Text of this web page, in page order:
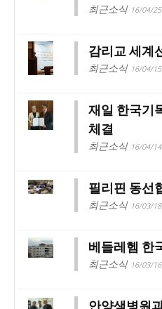
최근소식 16/04/25
감리교 세계
최근소식 16/04/15
재일 한국기
체결
최근소식 16/04/14
필리핀 동선
최근소식 16/03/18
베들레헴 한
최근소식 16/03/16
안양샘병원